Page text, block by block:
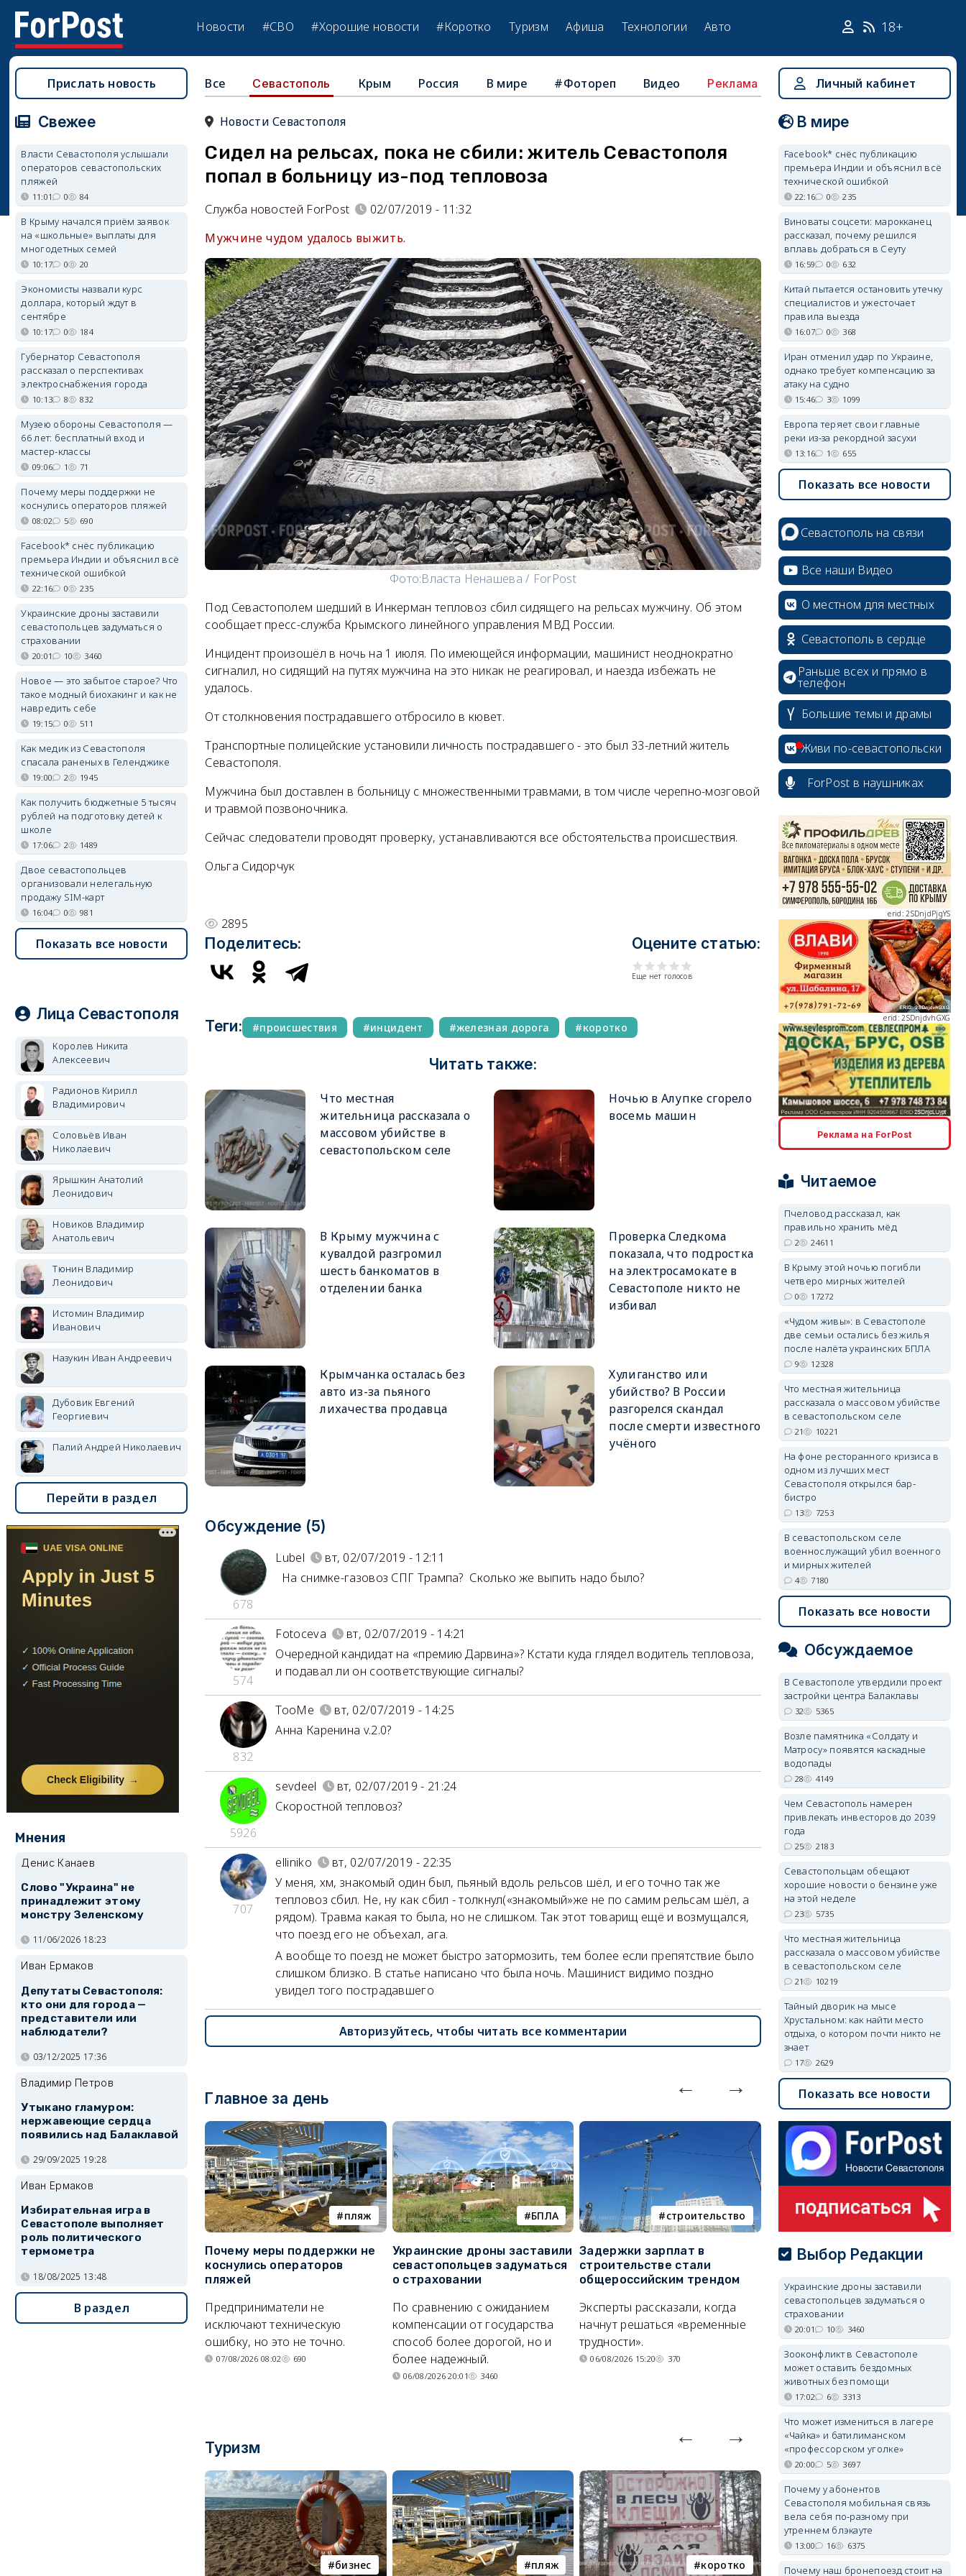
Новости #СВО #Хорошие новости #Коротко Туризм Афиша Технологии Авто 18+
Все Севастополь Крым Россия В мире #Фотореп Видео Реклама
Новости Севастополя
Сидел на рельсах, пока не сбили: житель Севастополя
попал в больницу из-под тепловоза
Служба новостей ForPost
02/07/2019 - 11:32
Мужчине чудом удалось выжить.
Фото:Власта Ненашева / ForPost
Под Севастополем шедший в Инкерман тепловоз сбил сидящего на рельсах мужчину. Об этом
сообщает пресс-служба Крымского линейного управления МВД России.
Инцидент произошёл в ночь на 1 июля. По имеющейся информации, машинист неоднократно
сигналил, но сидящий на путях мужчина на это никак не реагировал, и наезда избежать не
удалось.
От столкновения пострадавшего отбросило в кювет.
Транспортные полицейские установили личность пострадавшего - это был 33-летний житель
Севастополя.
Мужчина был доставлен в больницу с множественными травмами, в том числе черепно-мозговой
и травмой позвоночника.
Сейчас следователи проводят проверку, устанавливаются все обстоятельства происшествия.
Ольга Сидорчук
2895
Поделитесь: Оцените статью:
Еще нет голосов
Теги: происшествия инцидент железная дорога коротко
Читать также:
Что местная
жительница рассказала о
массовом убийстве в
севастопольском селе
Ночью в Алупке сгорело
восемь машин
В Крыму мужчина с
кувалдой разгромил
шесть банкоматов в
отделении банка
Проверка Следкома
показала, что подростка
на электросамокате в
Севастополе никто не
избивал
Крымчанка осталась без
авто из-за пьяного
лихачества продавца
Хулиганство или
убийство? В России
разгорелся скандал
после смерти известного
учёного
Обсуждение (5)
678
Lubel
вт, 02/07/2019 - 12:11
На снимке-газовоз СПГ Трампа? Сколько же выпить надо было?
574
Fotoceva
вт, 02/07/2019 - 14:21
Очередной кандидат на «премию Дарвина»? Кстати куда глядел водитель тепловоза,
и подавал ли он соответствующие сигналы?
832
TooMe
вт, 02/07/2019 - 14:25
Анна Каренина v.2.0?
5926
sevdeel
вт, 02/07/2019 - 21:24
Скоростной тепловоз?
707
elliniko
вт, 02/07/2019 - 22:35
У меня, хм, знакомый один был, пьяный вдоль рельсов шёл, и его точно так же
тепловоз сбил. Не, ну как сбил - толкнул(«знакомый»же не по самим рельсам шёл, а
рядом). Травма какая то была, но не слишком. Так этот товарищ ещё и возмущался,
что поезд его не объехал, ага.
А вообще то поезд не может быстро затормозить, тем более если препятствие было
слишком близко. В статье написано что была ночь. Машинист видимо поздно
увидел того пострадавшего
Авторизуйтесь, чтобы читать все комментарии
Главное за день
пляж
Почему меры поддержки не
коснулись операторов
пляжей
Предприниматели не
исключают техническую
ошибку, но это не точно.
07/08/2026 08:02 690
БПЛА
Украинские дроны заставили
севастопольцев задуматься
о страховании
По сравнению с ожиданием
компенсации от государства
способ более дорогой, но и
более надежный.
06/08/2026 20:01 3460
строительство
Задержки зарплат в
строительстве стали
общероссийским трендом
Эксперты рассказали, когда
начнут решаться «временные
трудности».
06/08/2026 15:20 370
фотореп
Тайный дворик на мысе
Хрустальном: как найти
почти никто не знает
Под стенами Галереи искусств
прячутся руины храма,
гравийный сад и семейные
качели.
06/08/2026 15:00
Туризм
бизнес пляж коротко
Прислать новость
Свежее
Власти Севастополя услышали
операторов севастопольских
пляжей
11:01 0 84
В Крыму начался приём заявок
на «школьные» выплаты для
многодетных семей
10:17 0 20
Экономисты назвали курс
доллара, который ждут в
сентябре
10:17 0 184
Губернатор Севастополя
рассказал о перспективах
электроснабжения города
10:13 8 832
Музею обороны Севастополя —
66 лет: бесплатный вход и
мастер-классы
09:06 1 71
Почему меры поддержки не
коснулись операторов пляжей
08:02 5 690
Facebook* снёс публикацию
премьера Индии и объяснил всё
технической ошибкой
22:16 0 235
Украинские дроны заставили
севастопольцев задуматься о
страховании
20:01 10 3460
Новое — это забытое старое? Что
такое модный биохакинг и как не
навредить себе
19:15 0 511
Как медик из Севастополя
спасала раненых в Геленджике
19:00 2 1945
Как получить бюджетные 5 тысяч
рублей на подготовку детей к
школе
17:06 2 1489
Двое севастопольцев
организовали нелегальную
продажу SIM-карт
16:04 0 981
Показать все новости
Лица Севастополя
Королев Никита
Алексеевич
Радионов Кирилл
Владимирович
Соловьёв Иван
Николаевич
Ярышкин Анатолий
Леонидович
Новиков Владимир
Анатольевич
Тюнин Владимир
Леонидович
Истомин Владимир
Иванович
Назукин Иван Андреевич
Дубовик Евгений
Георгиевич
Палий Андрей Николаевич
Перейти в раздел
Мнения
Денис Канаев
Слово "Украина" не
принадлежит этому
монстру Зеленскому
11/06/2026 18:23
Иван Ермаков
Депутаты Севастополя:
кто они для города —
представители или
наблюдатели?
03/12/2025 17:36
Владимир Петров
Утыкано гламуром:
нержавеющие сердца
появились над Балаклавой
29/09/2025 19:28
Иван Ермаков
Избирательная игра в
Севастополе выполняет
роль политического
термометра
18/08/2025 13:48
В раздел
Личный кабинет
В мире
Facebook* снёс публикацию
премьера Индии и объяснил всё
технической ошибкой
22:16 0 235
Виноваты соцсети: марокканец
рассказал, почему решился
вплавь добраться в Сеуту
16:59 0 632
Китай пытается остановить утечку
специалистов и ужесточает
правила выезда
16:07 0 368
Иран отменил удар по Украине,
однако требует компенсацию за
атаку на судно
15:46 3 1099
Европа теряет свои главные
реки из-за рекордной засухи
13:16 1 655
Показать все новости
Севастополь на связи
Все наши Видео
О местном для местных
Севастополь в сердце
Раньше всех и прямо в
телефон
Большие темы и драмы
Живи по-севастопольски
ForPost в наушниках
erid: 2SDnjdPjgYS
erid: 2SDnjdvhGXG
erid: 2SDnjcLUypt
erid: 2SDnjcrDNw6
Реклама на ForPost
Читаемое
Пчеловод рассказал, как
правильно хранить мёд
2 24611
В Крыму этой ночью погибли
четверо мирных жителей
0 17272
«Чудом живы»: в Севастополе
две семьи остались без жилья
после налёта украинских БПЛА
9 12328
Что местная жительница
рассказала о массовом убийстве
в севастопольском селе
21 10221
На фоне ресторанного кризиса в
одном из лучших мест
Севастополя открылся бар-
бистро
13 7253
В севастопольском селе
военнослужащий убил военного
и мирных жителей
4 7180
Показать все новости
Обсуждаемое
В Севастополе утвердили проект
застройки центра Балаклавы
32 5365
Возле памятника «Солдату и
Матросу» появятся каскадные
водопады
28 4149
Чем Севастополь намерен
привлекать инвесторов до 2039
года
25 2183
Севастопольцам обещают
хорошие новости о бензине уже
на этой неделе
23 5735
Что местная жительница
рассказала о массовом убийстве
в севастопольском селе
21 10219
Тайный дворик на мысе
Хрустальном: как найти место
отдыха, о котором почти никто не
знает
17 2629
Показать все новости
Выбор Редакции
Украинские дроны заставили
севастопольцев задуматься о
страховании
20:01 10 3460
Зооконфликт в Севастополе
может оставить бездомных
животных без помощи
17:02 6 3313
Что может измениться в лагере
«Чайка» и батилиманском
«профессорском уголке»
20:00 5 3697
Почему у абонентов
Севастополя мобильная связь
вела себя по-разному при
утреннем блэкауте
13:00 16 6375
Почему наш бронепоезд стоит на